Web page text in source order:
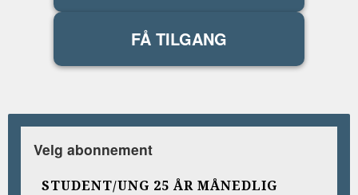
FÅ TILGANG
Velg abonnement
STUDENT/UNG 25 ÅR MÅNEDLIG